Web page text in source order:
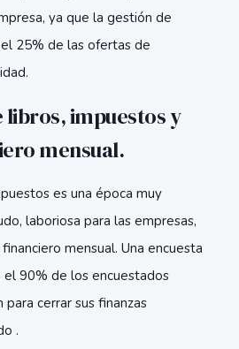
ya que la gestión de
25% de las ofertas de
impuestos y
mensual.
es una época muy
laboriosa para las empresas,
mensual. Una encuesta
90% de los encuestados
cerrar sus finanzas
.